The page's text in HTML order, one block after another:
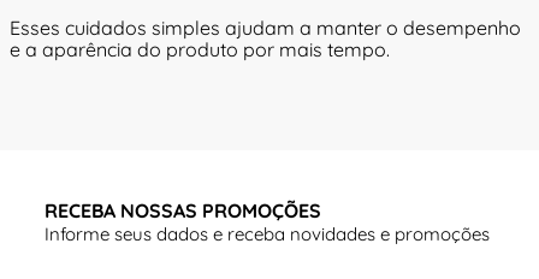
Esses cuidados simples ajudam a manter o desempenho
e a aparência do produto por mais tempo.
RECEBA NOSSAS PROMOÇÕES
Informe seus dados e receba novidades e promoções